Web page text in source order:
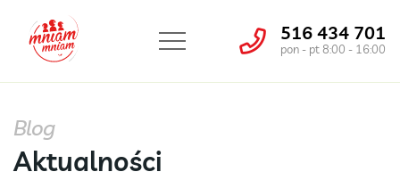
516 434 701
pon - pt 8:00 - 16:00
Blog
Aktualności